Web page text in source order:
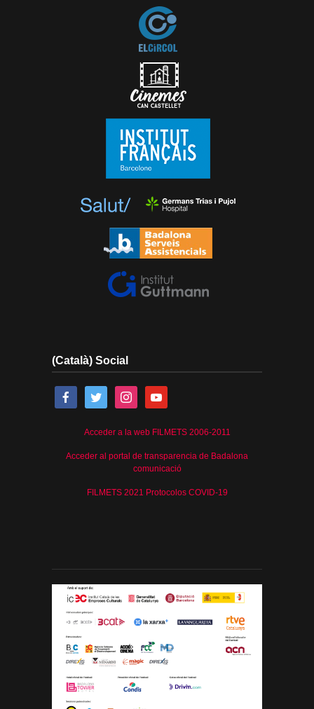
(Català) Social
Acceder a la web FILMETS 2006-2011
Acceder al portal de transparencia de Badalona
comunicació
FILMETS 2021 Protocolos COVID-19